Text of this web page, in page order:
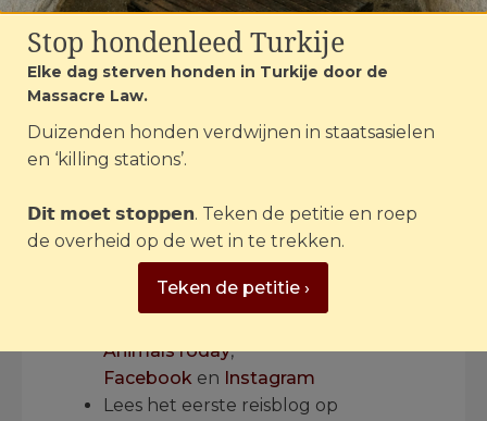
op diervriendelijke wijze terug te dringen.
Dit gebeurt samen met Sadri Sopi van
Stichting Animals Kosovo,dierenarts
Wat kan jij doen?
Doneer voor het castreren en
steriliseren van 1000 zwerfdieren in
Kosovo!
Volg updates van de
AnimalsToday,
Facebook en Instagram
Lees het eerste reisblog op
Stop hondenleed Turkije
Elke dag sterven honden in Turkije door de
Massacre Law.
Duizenden honden verdwijnen in staatsasielen
en ‘killing stations’.
𝗗𝗶𝘁 𝗺𝗼𝗲𝘁 𝘀𝘁𝗼𝗽𝗽𝗲𝗻. Teken de petitie en roep
de overheid op de wet in te trekken.
Teken de petitie ›